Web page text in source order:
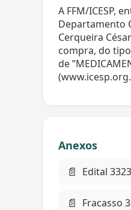
A FFM/ICESP,
Departamento
Cerqueira
compra, do tipo
de
Anexos
📄 Edital
📄 Fracasso